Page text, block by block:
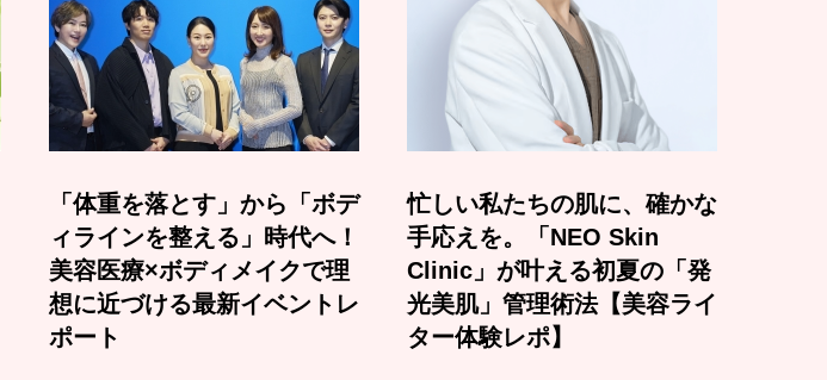
「体重を落とす」から「ボデ
ィラインを整える」時代へ！
美容医療×ボディメイクで理
想に近づける最新イベントレ
ポート
忙しい私たちの肌に、確かな
手応えを。「NEO Skin
Clinic」が叶える初夏の「発
光美肌」管理術法【美容ライ
ター体験レポ】